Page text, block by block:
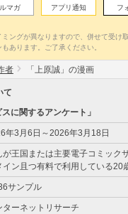
マガ アプリ通知 フ
ングが異なりますので、併せて受け
あります。ご了承ください。
者 「上原誠」の漫画
て
に関するアンケート」
年3月6日～2026年3月18日
が王国または主要電子コミック
イン且つ有料で利用している20
サンプル
ターネットリサーチ